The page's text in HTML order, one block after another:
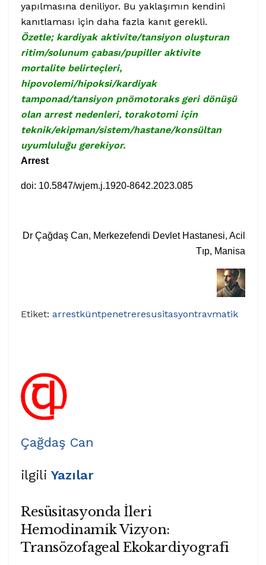
yapılmasına deniliyor. Bu yaklaşımın kendini
kanıtlaması için daha fazla kanıt gerekli.
Özetle; kardiyak aktivite/tansiyon oluşturan
ritim/solunum çabası/pupiller aktivite
mortalite belirteçleri,
hipovolemi/hipoksi/kardiyak
tamponad/tansiyon pnömotoraks geri dönüşü
olan arrest nedenleri, torakotomi için
teknik/ekipman/sistem/hastane/konsültan
uyumluluğu gerekiyor.
Arrest
doi: 10.5847/wjem.j.1920-8642.2023.085
Dr Çağdaş Can, Merkezefendi Devlet Hastanesi, Acil
Tıp, Manisa
Etiket: arrestküntpenetreresusitasyontravmatik
Çağdaş Can
ilgili Yazılar
Resüsitasyonda İleri
Hemodinamik Vizyon:
Transözofageal Ekokardiyografi